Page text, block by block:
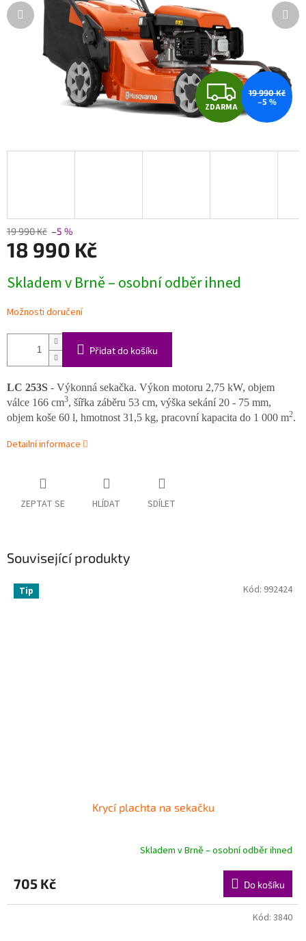
Z
D
A
ZDARMA
19 990 Kč
–5 %
19 990 Kč –5 %
18 990 Kč
cena:
Skladem v Brně – osobní odběr ihned
Možnosti doručení
Přidat do košíku
LC 253S - Výkonná sekačka. Výkon motoru 2,75 kW, objem
válce 166 cm3, šířka záběru 53 cm, výška sekání 20 - 75 mm,
objem koše 60 l, hmotnost 31,5 kg, pracovní kapacita do 1 000 m2.
Detailní informace
ZEPTAT SE HLÍDAT SDÍLET
Související produkty
Tip
Krycí plachta na sekačku
Skladem v Brně – osobní odběr ihned
705 Kč Do košíku
Kód: 992424
Kód: 3840